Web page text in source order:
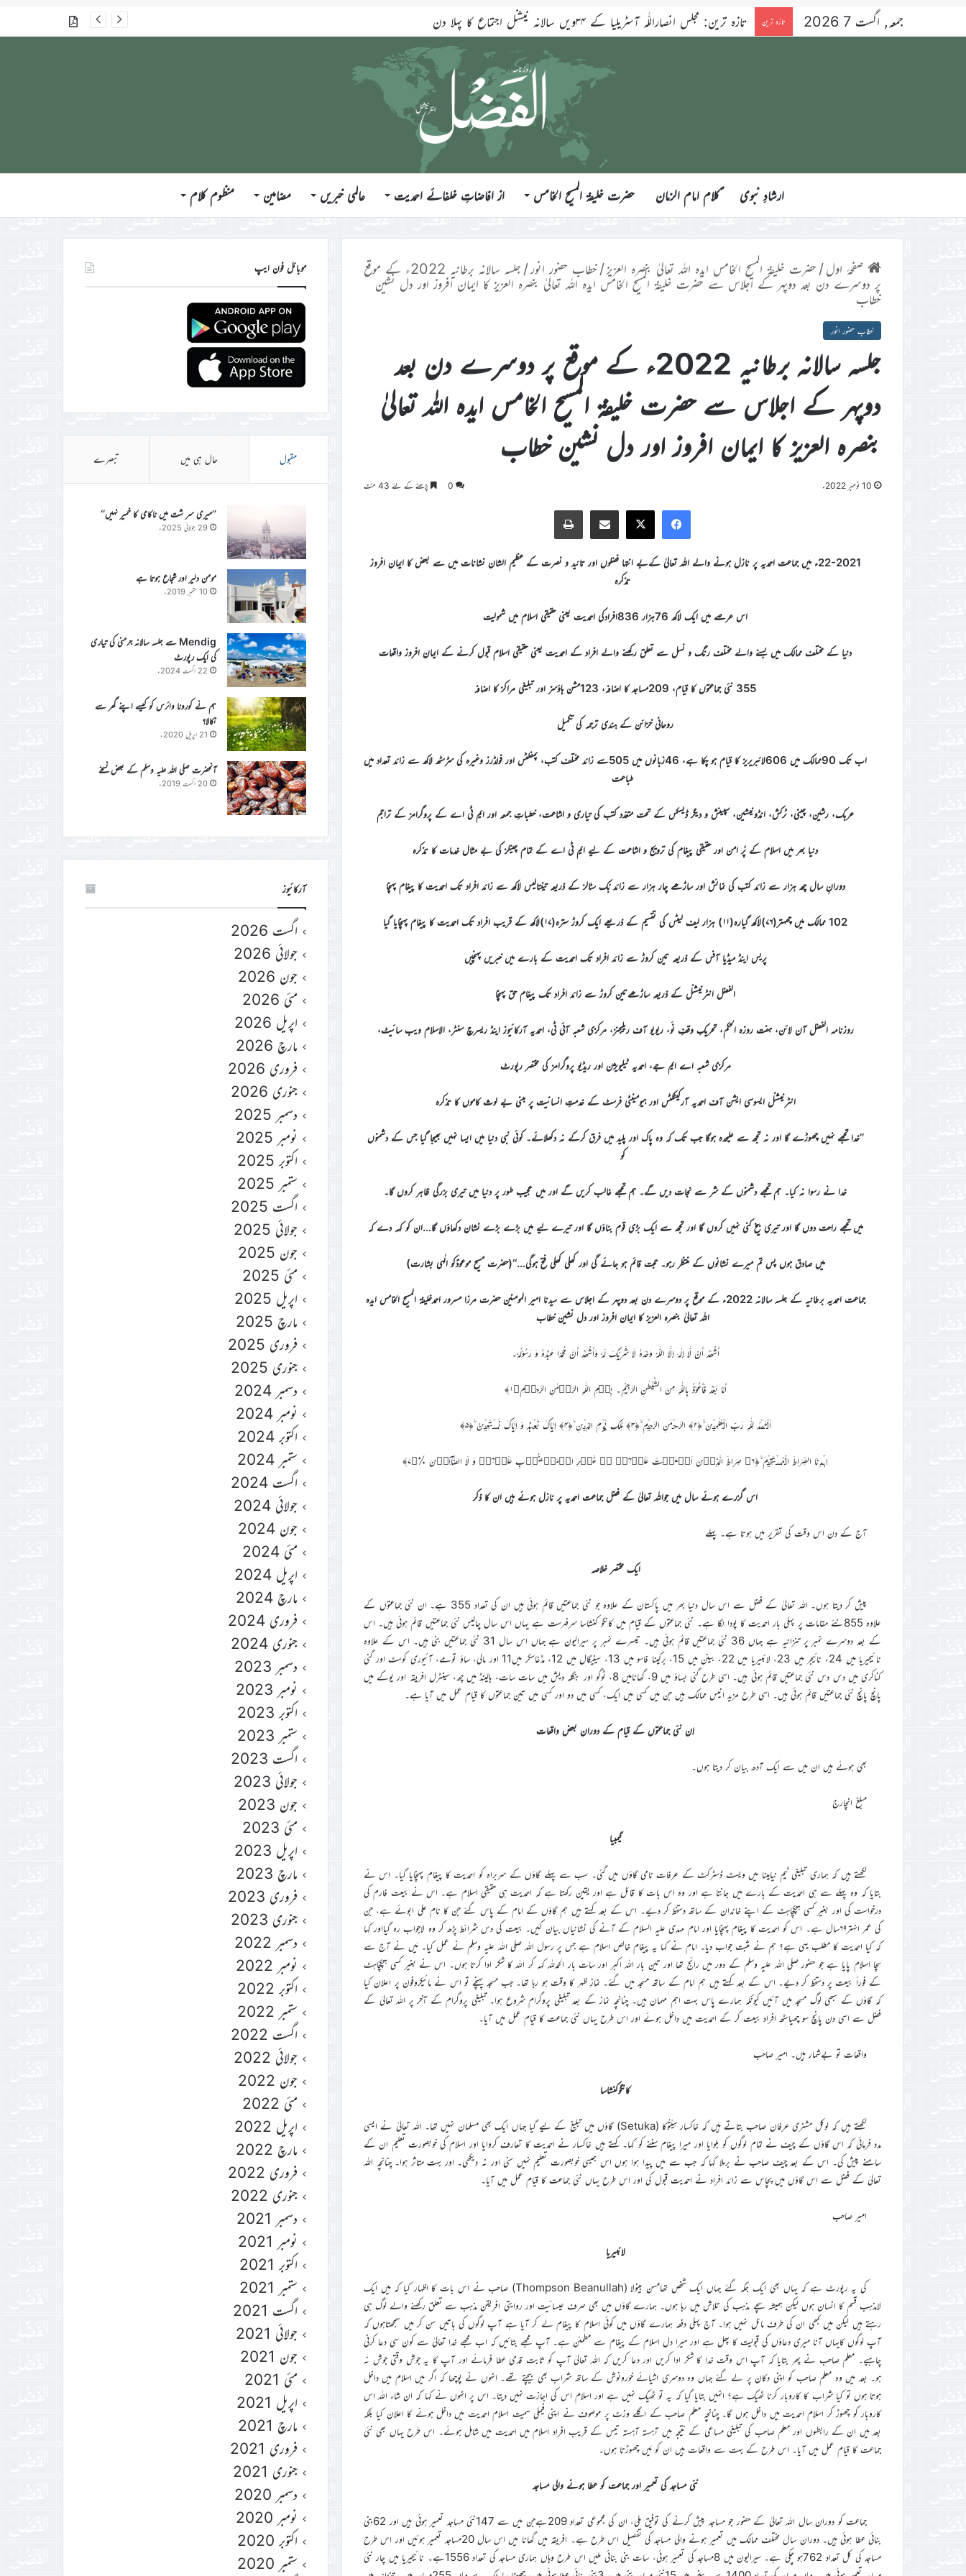
جمعہ, اگست 7 2026 تازہ ترین تازہ ترین: مجلس انصاراللّٰہ آسٹریلیا کے ۳۴ویں سالانہ نیشنل اجتماع کا پہلا دن گذشتہ شمارے
ارشادِ نبوی ؑکلام امام الزمان حضرت خلیفۃ المسیح الخامس از افاضاتِ خلفائے احمدیت عالمی خبریں مضامین منظوم کلام
صفحۂ اول/حضرت خلیفۃ المسیح الخامس ایدہ اللہ تعالیٰ بنصرہ العزیز/خطاب حضور انور/
جلسہ سالانہ برطانیہ 2022ء کے موقع
پر دوسرے دن بعد دوپہر کے اجلاس سے حضرت خلیفۃ المسیح الخامس ایدہ اللہ تعالیٰ بنصرہ العزیز کا ایمان افروز اور دل نشین
خطاب
خطاب حضور انور
جلسہ سالانہ برطانیہ 2022ء کے موقع پر دوسرے دن بعد
دوپہر کے اجلاس سے حضرت خلیفۃ المسیح الخامس ایدہ اللہ تعالیٰ
بنصرہ العزیز کا ایمان افروز اور دل نشین خطاب
10 نومبر 2022ء 0 پڑھنے کے لئے 43 منٹ
Facebook
X
Share via Email
Print
22-2021ء میں جماعت احمدیہ پر نازل ہونے والے اللہ تعالیٰ کےبے انتہا فضلوں اور تائید و نصرت کے عظیم الشان نشانات میں سے بعض کا ایمان افروز
تذکرہ
اس عرصے میں ایک لاکھ 76ہزار 836افرادکی احمدیت یعنی حقیقی اسلام میں شمولیت
دنیا کے مختلف ممالک میں بسنے والے مختلف رنگ و نسل سے تعلق رکھنے والے افراد کے احمدیت یعنی حقیقی اسلام قبول کرنے کے ایمان افروز واقعات
355 نئی جماعتوں کا قیام، 209مساجد کا اضافہ، 123مشن ہاؤسز اور تبلیغی مراکز کا اضافہ
روحانی خزائن کے ہندی ترجمہ کی تکمیل
اب تک 90ممالک میں 606لائبریریز کا قیام ہو چکا ہے، 46زبانوں میں 505سے زائد مختلف کتب، پمفلٹس اور فولڈرز وغیرہ کی سڑسٹھ لاکھ سے زائد تعداد میں
طباعت
عربک، رشین، چینی، ٹرکش، انڈونیشین، سپینش و دیگر ڈیسکس کے تحت متعدّد کتب کی تیاری و اشاعت، خطباتِ جمعہ اور ایم ٹی اے کے پروگرامز کے تراجم
دنیا بھر میں اسلام کے پُر امن اور حقیقی پیغام کی ترویج و اشاعت کے لیے ایم ٹی اے کے تمام چینلز کی بے مثال خدمات کا تذکرہ
دورانِ سال چھ ہزار سے زائد کتب کی نمائش اور ساڑھے چار ہزار سے زائد بُک سٹالز کے ذریعہ تینتالیس لاکھ سے زائد افراد تک احمدیت کا پیغام پہنچا
102 ممالک میں چھہتر(۷۶)لاکھ گیارہ(۱۱) ہزار لیف لیٹس کی تقسیم کے ذریعے ایک کروڑ سترہ(۱۷)لاکھ کے قریب افراد تک احمدیت کا پیغام پہنچایا گیا
پریس اینڈ میڈیا آفس کے ذریعہ تین کروڑ سے زائد افراد تک احمدیت کے بارے میں خبریں پہنچیں
الفضل انٹرنیشنل کے ذریعہ ساڑھےتین کروڑ سے زائد افراد تک پیغام حق پہنچا
روزنامہ الفضل آن لائن، ہفت روزہ الحکم، تحریکِ وقفِ نَو، ریویو آف ریلیجنز، مرکزی شعبہ آئی ٹی، احمدیہ آرکائیوز اینڈ ریسرچ سنٹر، الاسلام ویب سائیٹ،
مرکزی شعبہ اے ایم جے، احمدیہ ٹیلیویژن اور ریڈیو پروگرامز کی مختصر رپورٹ
انٹرنیشنل ایسوسی ایشن آف احمدیہ آرکیٹکٹس اور ہیومینٹی فرسٹ کے خدمتِ انسانیت پر مبنی بے لوث کاموں کا تذکرہ
’’خدا تجھے نہیں چھوڑے گا اور نہ تجھ سے علیحدہ ہوگا جب تک کہ وہ پاک اور پلید میں فرق کرکے نہ دکھلائے۔ کوئی نبی دنیا میں ایسا نہیں بھیجا گیا جس کے دشمنوں
کو
خدا نے رسوا نہ کیا۔ ہم تجھے دشمنوں کے شر سے نجات دیں گے۔ ہم تجھے غالب کریں گے اور میں عجیب طور پر دنیا میں تیری بزرگی ظاہر کروں گا۔
میں تجھے راحت دوں گا اور تیری بیخ کنی نہیں کروں گا اور تجھ سے ایک بڑی قوم بناؤں گا اور تیرے لیے میں بڑے بڑے نشان دکھاؤں گا…ان کو کہہ دے کہ
میں صادق ہوں پس تم میرے نشانوں کے منتظر رہو۔ حجت قائم ہو جائے گی اور کھلی کھلی فتح ہوگی…‘‘(حضرت مسیح موعودؑکو الٰہی بشارت)
جماعت احمدیہ برطانیہ کے جلسہ سالانہ 2022ء کے موقع پر دوسرے دن بعد دوپہر کے اجلاس سے سیدنا امیر المومنین حضرت مرزا مسرور احمدخلیفۃ المسیح الخامس ایدہ
اللہ تعالیٰ بنصرہ العزیز کا ایمان افروز اور دل نشین خطاب
أَشْھَدُ أَنْ لَّا إِلٰہَ إِلَّا اللّٰہُ وَحْدَہٗ لَا شَرِيْکَ لَہٗ وَأَشْھَدُ أَنَّ مُحَمَّدًا عَبْدُہٗ وَ رَسُوْلُہٗ۔
أَمَّا بَعْدُ فَأَعُوْذُ بِاللّٰہِ مِنَ الشَّيْطٰنِ الرَّجِيْمِ۔ بِسۡمِ اللّٰہِ الرَّحۡمٰنِ الرَّحِیۡمِ﴿۱﴾
اَلۡحَمۡدُ لِلّٰہِ رَبِّ الۡعٰلَمِیۡنَ ۙ﴿۲﴾ الرَّحۡمٰنِ الرَّحِیۡمِ ۙ﴿۳﴾ مٰلِکِ یَوۡمِ الدِّیۡنِ ؕ﴿۴﴾ اِیَّاکَ نَعۡبُدُ وَ اِیَّاکَ نَسۡتَعِیۡنُ ؕ﴿۵﴾
اِہۡدِنَا الصِّرَاطَ الۡمُسۡتَقِیۡمَ ۙ﴿۶﴾ صِرَاطَ الَّذِیۡنَ اَنۡعَمۡتَ عَلَیۡہِمۡ ۬ۙ غَیۡرِ الۡمَغۡضُوۡبِ عَلَیۡہِمۡ وَ لَا الضَّآلِّیۡنَ ٪﴿۷﴾
اس گزرے ہوئے سال میں جواللہ تعالیٰ کے فضل جماعت احمدیہ پر نازل ہوئے ہیں ان کا ذکر
آج کے دن اس وقت کی تقریر میں ہوتا ہے۔ پہلے
ایک مختصر خلاصہ
پیش کر دیتا ہوں۔ اللہ تعالیٰ کے فضل سے اس سال دنیا بھر میں پاکستان کے علاوہ جو نئی جماعتیں قائم ہوئی ہیں ان کی تعداد 355 ہے۔ ان نئی جماعتوں کے
علاوہ 855نئے مقامات پر پہلی بار احمدیت کا پودا لگا ہے۔ نئی جماعتوں کے قیام میں کانگو کنشاسا سرفہرست ہے یہاں اس سال چالیس نئی جماعتیں قائم ہوئی ہیں۔ اس
کے بعد دوسرے نمبر پر تنزانیہ ہے جہاں 36 نئی جماعتیں قائم ہوئی ہیں۔ تیسرے نمبر پر سیرالیون ہے جہاں اس سال 31 نئی جماعتیں بنی ہیں۔ اس کے علاوہ
نائیجیریا میں 24، نائیجر میں 23، لائبیریا میں 22، بینن میں 15، برکینا فاسو میں 13، سینیگال میں 12، مڈغاسکر میں11 اور مالی، ساؤ تومے، آئیوری کوسٹ اور گنی
کناکری میں دس دس نئی جماعتیں قائم ہوئی ہیں۔ اسی طرح گنی بساؤ میں 9، گھانامیں 8، ٹوگو اور بنگلہ دیش میں سات سات، ہالینڈ میں چھ، سینٹرل افریقہ اور یوکے میں
پانچ پانچ نئی جماعتیں قائم ہوئی ہیں۔ اسی طرح مزید انیس ممالک ہیں جن میں کسی میں ایک، کسی میں دو اور کسی میں تین جماعتوں کا قیام عمل میں آیا ہے۔
اِن نئی جماعتوں کے قیام کے دوران بعض واقعات
بھی ہوئے ہیں ان میں سے ایک آدھ بیان کر دیتا ہوں۔
مبلغ انچارج
گیمبیا
لکھتے ہیں کہ ہماری تبلیغی ٹیم نیامینا میں ویسٹ ڈسٹرکٹ کے عرفات نامی گاؤں میں گئی۔ سب سے پہلے گاؤں کے سربراہ کو احمدیت کا پیغام پہنچایا گیا۔ اس نے
بتایا کہ وہ پہلے سے ہی احمدیت کے بارے میں جانتا ہے اور وہ اس بات کا قائل ہے اور یقین رکھتا ہے کہ احمدیت ہی حقیقی اسلام ہے۔ اس نے بیعت فارم کی
درخواست کی اور بغیر کسی ہچکچاہٹ کے اپنے خاندان کے ساتھ دستخط کر دیے۔ اس کے بعد کہتے ہیں ہم گاؤں کے امام کے پاس گئے جن کا نام علی ابوئے ہے، جن
کی عمر انہتر۶۹سال ہے۔ اس کو احمدیت کا پیغام پہنچایا اور امام مہدی علیہ السلام کے آنے کی نشانیاں بیان کیں۔ بیعت کی دس شرائط پڑھ کر وہ لاجواب رہ گیااور کہا
کہ کیا احمدیت کا مطلب یہی ہے؟ ہم نے مثبت جواب دیا۔ امام نے کہا یہ پیغام خالص اسلام ہے جس پر رسول اللہ صلی اللہ علیہ وسلم نے عمل کیا۔ مَیں نے آج سے
سچا اسلام پایا ہے جو حضور صلی اللہ علیہ وسلم کے دور میں رائج تھا اور تین بار اللہ اکبر اور سات بار الحمدللہ کہہ کر اللہ کا شکر ادا کرتا ہوں۔ اس نے بغیر کسی ہچکچاہٹ
کے فوراً بیعت پر دستخط کر دیے۔ اس کے بعد کہتے ہیں ہم امام کے ساتھ مسجد میں گئے۔ نمازِ ظہر کا وقت ہو رہا تھا۔ جب مسجد پہنچے تو اس نے مائیکروفون پر اعلان کیا
کہ گاؤں کے سبھی لوگ مسجد میں آئیں کیونکہ ہمارے پاس بہت اہم مہمان ہیں۔ چنانچہ نماز کے بعد تبلیغی پروگرام شروع ہوا۔ تبلیغی پروگرام کے آخر پر اللہ تعالیٰ کے
فضل سے اسی دن پانچ سو چھیاسٹھ افراد بیعت کر کے احمدیت میں داخل ہوئے اور اس طرح یہاں نئی جماعت کا قیام عمل میں آیا۔
واقعات تو بےشمار ہیں۔ امیر صاحب
کانگوکنشاسا
لکھتے ہیں کہ لوکل مشنری عرفان صاحب بتاتے ہیں کہ خاکسار سِیْتُوکا (Setuka) گاؤں میں تبلیغ کے لیے گیا جہاں ایک بھی مسلمان نہیں تھا۔ اللہ تعالیٰ نے ایسی
مدد فرمائی کہ اس گاؤں کے چیف نے تمام لوگوں کو بلوایا اور میرا پیغام سننے کو کہا۔ کہتے ہیں خاکسار نے احمدیت کا تعارف کروایا اور اسلام کی خوبصورت تعلیم ان کے
سامنے پیش کی۔ اس کے بعد چیف صاحب نے برملا کہا کہ جب سے میں پیدا ہوا ہوں اس جیسی خوبصورت تعلیم نہیں سنی اور نہ دیکھی۔ اور بہت متاثر ہوا۔ چنانچہ اللہ
تعالیٰ کے فضل سے اس گاؤں میں پچاس سے زائد افراد نے احمدیت قبول کی اور اس طرح یہاں نئی جماعت کا قیام عمل میں آیا۔
امیر صاحب
لائبیریا
کی یہ رپورٹ ہے کہ یہاں بھی ایک جگہ گئے جہاں ایک شخص تھامسن بینولا (Thompson Beanullah) صاحب نے اس بات کا اظہار کیا کہ میں ایک
لامذہب قسم کا انسان ہوں لیکن ہمیشہ سچے مذہب کی تلاش میں رہا ہوں۔ ہمارے گاؤں میں بھی صرف عیسائیت اور روایتی افریقن مذہب سے تعلق رکھنے والے لوگ ہی
رہتے ہیں لیکن میں کبھی ان کی طرف مائل نہیں ہوا۔ آج پہلی دفعہ ہمارے گاؤں میں کوئی اسلام کا پیغام لے کر آیا ہے آپ لوگوں کی باتیں سن کر میں سمجھتاہوں کہ
آپ لوگوں کایہاں آنا میری دعاؤں کی قبولیت کا پھل ہے اور میرا دل اسلام کے پیغام سے مطمئن ہے۔ آپ مجھے بتائیں کہ اب مجھے خدا تعالیٰ سے کون سی دعا کرنی
چاہیے۔ معلم صاحب نے پھر بتایا کہ آپ اس وقت خدا کا شکر ادا کریں اور دعا کریں کہ اللہ تعالیٰ آپ کو ثابت قدمی عطا فرمائے اور آپ کا یہ جوش وقتی جوش نہ
ہو۔ بعد میں وہ معلم صاحب کو اپنی دکان پر لے گئے جہاں وہ دوسری اشیائے خورونوش کے ساتھ شراب بھی بیچتے تھے۔ انہوں نے پوچھا کہ اگر میں اسلام میں داخل
ہوتا ہوں تو کیا شراب کا کاروبار کرنا ٹھیک ہے؟ انہیں بتایا گیا کہ یہ تو ٹھیک نہیں ہے اور اسلام اس کی اجازت نہیں دیتا۔ اس پر انہوں نے کہا کہ ان شاء اللہ اس
کاروبار کو چھوڑ کر اسلام احمدیت میں داخل ہوں گا۔ چنانچہ معلم صاحب کے اگلے وزٹ پر موصوف نے اپنی فیملی سمیت اسلام احمدیت میں داخل ہونے کا اعلان کیا بلکہ
بعد میں ان کے رابطوں اور معلم صاحب کی تبلیغی مساعی کے نتیجہ میں آہستہ آہستہ تیس کے قریب افراد اسلام میں احمدیت میں شامل ہوئے۔ اس طرح یہاں بھی نئی
جماعت کا قیام عمل میں آیا۔ اس طرح کے بہت سے واقعات ہیں ان کو مَیں چھوڑتا ہوں۔
نئی مساجد کی تعمیر اور جماعت کو عطا ہونے والی مساجد
جماعت کو دوران سال اللہ تعالیٰ کے حضور جو مساجد پیش کرنے کی توفیق ملی، ان کی مجموعی تعداد 209ہےجن میں سے 147نئی مساجد تعمیر ہوئی ہیں اور 62بنی
بنائی عطا ہوئی ہیں۔ دوران سال مختلف ممالک میں تعمیر ہونے والی مساجد کی تفصیل اس طرح ہے۔ افریقہ میں گھانا میں اس سال 20مساجد تعمیر ہوئیں اور اس طرح
مساجد کی کل تعداد 762ہو چکی ہے۔ سیرالیون میں 8مساجد کی تعمیر ہوئی، سات بنی بنائی ملیں اس طرح وہاں ہماری مساجد کی تعداد 1556ہے۔ نائیجیریا میں چار نئی
موبائل فون ایپ
مقبول حال ہی میں تبصرے
’’میری سر شت میں ناکامی کا خمیر نہیں‘‘
29 جولائی 2025ء
مومن دلیر اور شجاع ہوتا ہے
10 ستمبر 2019ء
Mendig سے جلسہ سالانہ جرمنی کی تیاری
کی ایک رپورٹ
22 اگست 2024ء
ہم نے کورونا وائرس کو کیسے اپنے گھر سے
نکالا؟
21 اپریل 2020ء
آنحضرت صلی اللہ علیہ وسلم کے بعض نسخے
20 اگست 2019ء
آرکائیوز
اگست 2026
جولائی 2026
جون 2026
مئی 2026
اپریل 2026
مارچ 2026
فروری 2026
جنوری 2026
دسمبر 2025
نومبر 2025
اکتوبر 2025
ستمبر 2025
اگست 2025
جولائی 2025
جون 2025
مئی 2025
اپریل 2025
مارچ 2025
فروری 2025
جنوری 2025
دسمبر 2024
نومبر 2024
اکتوبر 2024
ستمبر 2024
اگست 2024
جولائی 2024
جون 2024
مئی 2024
اپریل 2024
مارچ 2024
فروری 2024
جنوری 2024
دسمبر 2023
نومبر 2023
اکتوبر 2023
ستمبر 2023
اگست 2023
جولائی 2023
جون 2023
مئی 2023
اپریل 2023
مارچ 2023
فروری 2023
جنوری 2023
دسمبر 2022
نومبر 2022
اکتوبر 2022
ستمبر 2022
اگست 2022
جولائی 2022
جون 2022
مئی 2022
اپریل 2022
مارچ 2022
فروری 2022
جنوری 2022
دسمبر 2021
نومبر 2021
اکتوبر 2021
ستمبر 2021
اگست 2021
جولائی 2021
جون 2021
مئی 2021
اپریل 2021
مارچ 2021
فروری 2021
جنوری 2021
دسمبر 2020
نومبر 2020
اکتوبر 2020
ستمبر 2020